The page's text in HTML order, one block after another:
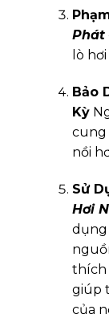
Phát
lò
Bảo
Kỳ
cung
nồi
Sử
Hơi
dụng
thích
giúp
của